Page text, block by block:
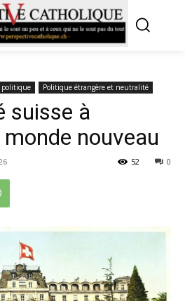
politique Politique étrangère et neutralité
suisse à
monde nouveau
0
52